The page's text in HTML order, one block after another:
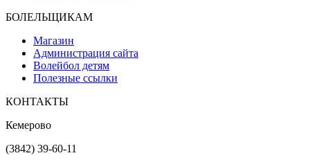
БОЛЕЛЬЩИКАМ
Магазин
Администрация сайта
Волейбол детям
Полезные ссылки
КОНТАКТЫ
Кемерово
(3842) 39-60-11